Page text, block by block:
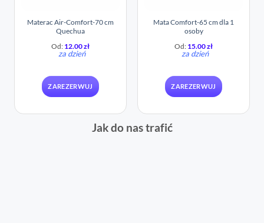
Materac Air-Comfort-70 cm
Quechua
Od: 12.00zł
za dzień
ZAREZERWUJ
Mata Comfort-65 cm dla 1
osoby
Od: 15.00zł
za dzień
ZAREZERWUJ
Jak do nas trafić